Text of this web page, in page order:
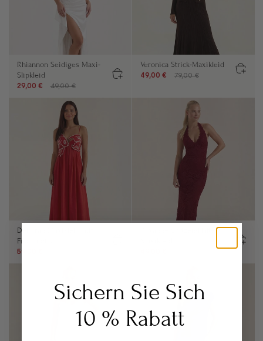
Rhiannon Seidiges Maxi-
Slipkleid
29,00 € 49,00 €
Veronica Strick-Maxikleid
49,00 € 79,00 €
Deborah Maxikleid mit
Fischmotiv
59,00 €
Roxanne Spitzen-Halter-
Sichern Sie Sich
10 % Rabatt